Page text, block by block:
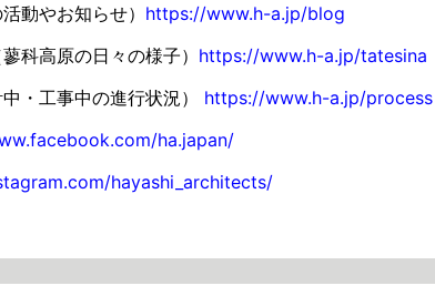
動やお知らせ） https://www.h-a.jp/blog
高原の日々の様子） https://www.h-a.jp/tatesina
・工事中の進行状況） https://www.h-a.jp/process
ha.japan/
hayashi_architects/